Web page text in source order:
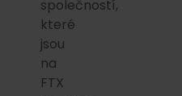
společností,
které
jsou
na
FTX